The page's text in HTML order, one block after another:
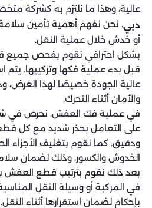
عالية، وهذا ما نلتزم به كشركة
دبي. نحن نفهم أهمية تأمين
أو خدش خلال عملية النقل.
بشكل احترافي نقوم بفحص جميع
قبل بدء عملية فكها وتركيبها.
عالية الجودة خصيصًا لهذا الغرض،
والأمان أثناء التحرك.
في عملية فك العفش، نحرص في
على التعامل بحذر شديد مع كل
ودقيق. كما نقوم بتغليف الأجزاء
الخدوش والكسور، وذلك لضمان
بعد ذلك نقوم بترتيب قطع العفش
في المركبة أو وسيلة النقل
بإحكام لضمان استقرارها أثناء